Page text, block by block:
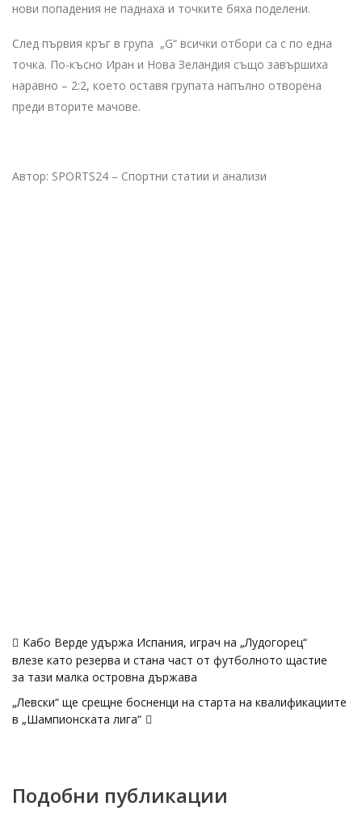
нови попадения не паднаха и точките бяха поделени.
След първия кръг в група „G“ всички отбори са с по една
точка. По-късно Иран и Нова Зеландия също завършиха
наравно – 2:2, което оставя групата напълно отворена
преди вторите мачове.
Автор: SPORTS24 – Спортни статии и анализи
Кабо Верде удържа Испания, играч на „Лудогорец“
влезе като резерва и стана част от футболното щастие
за тази малка островна държава
„Левски“ ще срещне босненци на старта на квалификациите
в „Шампионската лига“
Подобни публикации